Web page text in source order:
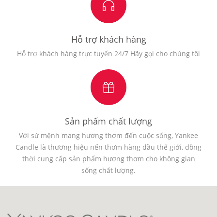
Hỗ trợ khách hàng
Hỗ trợ khách hàng trực tuyến 24/7 Hãy gọi cho chúng tôi
Sản phẩm chất lượng
Với sứ mệnh mang hương thơm đến cuộc sống, Yankee
Candle là thương hiệu nến thơm hàng đầu thế giới, đồng
thời cung cấp sản phẩm hương thơm cho không gian
sống chất lượng.